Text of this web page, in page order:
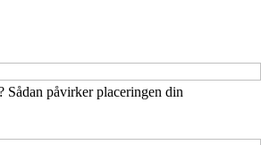
Sådan påvirker placeringen din